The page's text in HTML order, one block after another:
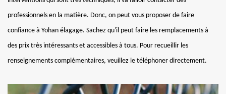
professionnels en la matière. Donc, on peut vous proposer de faire
confiance à Yohan élagage. Sachez qu'il peut faire les remplacements à
des prix très intéressants et accessibles à tous. Pour recueillir les
renseignements complémentaires, veuillez le téléphoner directement.